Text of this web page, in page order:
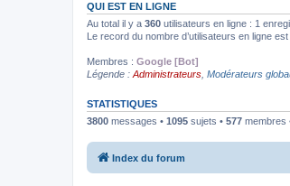
QUI EST EN LIGNE
Au total il y a 360 utilisateurs en ligne : 1
Le record du nombre d’utilisateurs en ligne est
Membres : Google [Bot]
Légende : Administrateurs Modérateurs
STATISTIQUES
3800 messages • 1095 sujets • 577 membres
Index du forum